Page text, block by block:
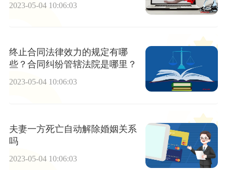
2023-05-04 10:06:03
终止合同法律效力的规定有哪
些？合同纠纷管辖法院是哪里？
2023-05-04 10:06:03
夫妻一方死亡自动解除婚姻关系
吗
2023-05-04 10:06:03